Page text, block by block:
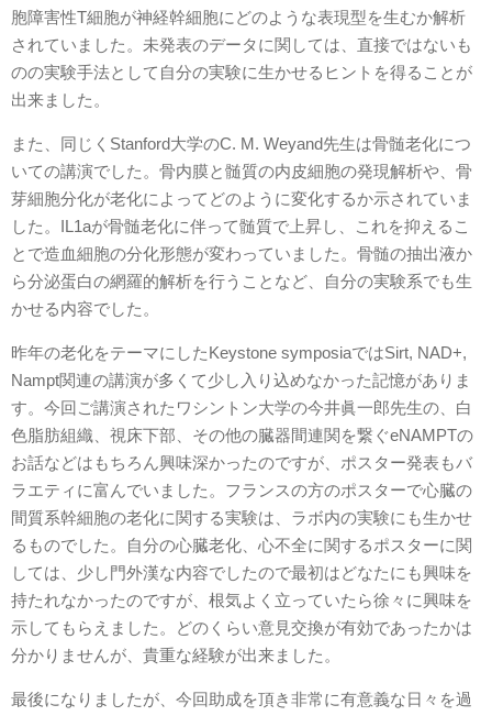
胞障害性T細胞が神経幹細胞にどのような表現型を生むか解析
されていました。未発表のデータに関しては、直接ではないも
のの実験手法として自分の実験に生かせるヒントを得ることが
出来ました。
また、同じくStanford大学のC. M. Weyand先生は骨髄老化につ
いての講演でした。骨内膜と髄質の内皮細胞の発現解析や、骨
芽細胞分化が老化によってどのように変化するか示されていま
した。IL1aが骨髄老化に伴って髄質で上昇し、これを抑えるこ
とで造血細胞の分化形態が変わっていました。骨髄の抽出液か
ら分泌蛋白の網羅的解析を行うことなど、自分の実験系でも生
かせる内容でした。
昨年の老化をテーマにしたKeystone symposiaではSirt, NAD+,
Nampt関連の講演が多くて少し入り込めなかった記憶がありま
す。今回ご講演されたワシントン大学の今井眞一郎先生の、白
色脂肪組織、視床下部、その他の臓器間連関を繋ぐeNAMPTの
お話などはもちろん興味深かったのですが、ポスター発表もバ
ラエティに富んでいました。フランスの方のポスターで心臓の
間質系幹細胞の老化に関する実験は、ラボ内の実験にも生かせ
るものでした。自分の心臓老化、心不全に関するポスターに関
しては、少し門外漢な内容でしたので最初はどなたにも興味を
持たれなかったのですが、根気よく立っていたら徐々に興味を
示してもらえました。どのくらい意見交換が有効であったかは
分かりませんが、貴重な経験が出来ました。
最後になりましたが、今回助成を頂き非常に有意義な日々を過